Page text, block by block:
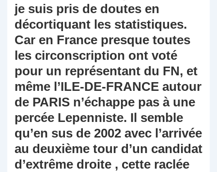
je suis pris de doutes en
décortiquant les statistiques.
Car en France presque toutes
les circonscription ont voté
pour un représentant du FN, et
même l’ILE-DE-FRANCE autour
de PARIS n’échappe pas à une
percée Lepenniste. Il semble
qu’en sus de 2002 avec l’arrivée
au deuxième tour d’un candidat
d’extrême droite , cette raclée